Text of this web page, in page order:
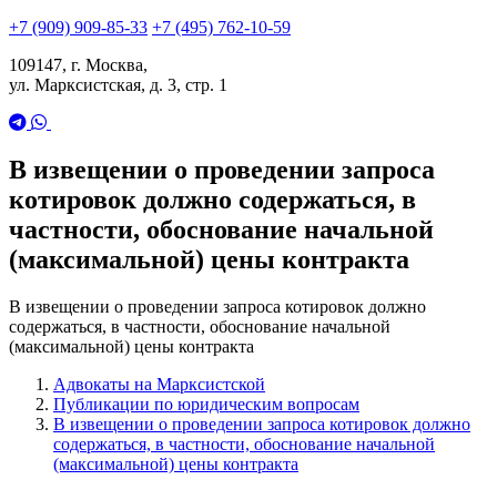
+7 (909) 909-85-33 +7 (495) 762-10-59
109147, г. Москва,
ул. Марксистская, д. 3, стр. 1
В извещении о проведении запроса
котировок должно содержаться, в
частности, обоснование начальной
(максимальной) цены контракта
В извещении о проведении запроса котировок должно
содержаться, в частности, обоснование начальной
(максимальной) цены контракта
Адвокаты на Марксистской
Публикации по юридическим вопросам
В извещении о проведении запроса котировок должно
содержаться, в частности, обоснование начальной
(максимальной) цены контракта